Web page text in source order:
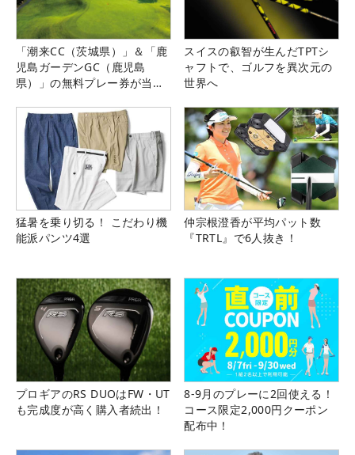
「潮来CC（茨城県）」＆「鹿
児島ガーデンGC（鹿児島
県）」の無料プレー券が当た
スイスの叡智が生んだTPTシ
ャフトで、ゴルフを異次元の
世界へ
猛暑を乗り切る！ こだわり機
能派パンツ4選
仲宗根澄香が平均パット数
『TRTL』で6人抜き！
プロギアのRS DUOはFW・UT
も完成度が高く購入者続出！
8-9月のプレーに2回使える！
コース限定2,000円クーポン
配布中！